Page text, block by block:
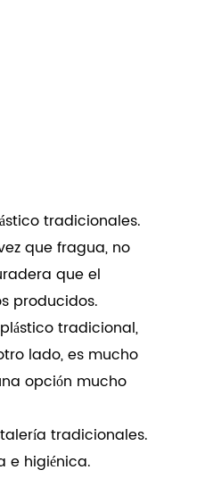
tradicionales.
que fragua, no
que el
producidos.
tradicional,
lado, es mucho
opción mucho
tradicionales.
e higiénica.